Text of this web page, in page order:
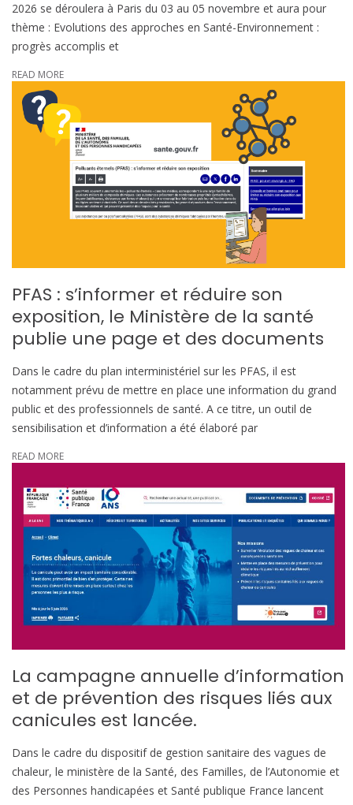
2026 se déroulera à Paris du 03 au 05 novembre et aura pour
thème : Evolutions des approches en Santé-Environnement :
progrès accomplis et
READ MORE
PFAS : s’informer et réduire son
exposition, le Ministère de la santé
publie une page et des documents
Dans le cadre du plan interministériel sur les PFAS, il est
notamment prévu de mettre en place une information du grand
public et des professionnels de santé. A ce titre, un outil de
sensibilisation et d’information a été élaboré par
READ MORE
La campagne annuelle d’information
et de prévention des risques liés aux
canicules est lancée.
Dans le cadre du dispositif de gestion sanitaire des vagues de
chaleur, le ministère de la Santé, des Familles, de l’Autonomie et
des Personnes handicapées et Santé publique France lancent